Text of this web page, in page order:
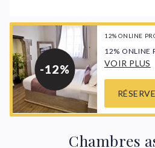
Placard
Peignoir de bain
Produits de toilette
Douche
Linge de lit
-12%
12% ONLINE
12% ONLINE
VOIR PLUS
RÉSERVE
Chambres